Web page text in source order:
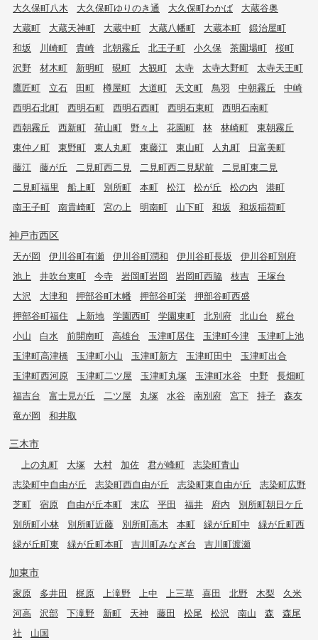
大久保町八木
大久保町ゆりのき通 大久保町わかば
大蔵谷奥
大蔵町
大蔵天神町 大蔵中町 大蔵八幡町 大蔵本町
鍛治屋町
和坂
川崎町 貴崎 北朝霧丘 北王子町 小久保 茶園場町
桜町
沢野
材木町 新明町 硯町 大観町 太寺 太寺大野町
太寺天王町
鷹匠町
立石 田町 樽屋町 大道町 天文町 鳥羽 中朝霧丘
中崎
西明石北町
西明石町 西明石西町 西明石東町
西明石南町
西朝霧丘
西新町 荷山町 野々上 花園町 林 林崎町
東朝霧丘
東仲ノ町
東野町 東人丸町 東藤江 東山町 人丸町
日富美町
藤江
藤が丘 二見町西二見 二見町西二見駅前
二見町東二見
二見町福里
船上町 別所町 本町 松江 松が丘 松の内
港町
南王子町
南貴崎町 宮の上 明南町 山下町 和坂 和坂稲荷町
神戸市西区
天が岡 伊川谷町有瀬 伊川谷町潤和 伊川谷町長坂
伊川谷町別府
池上
井吹台東町 今寺 岩岡町岩岡 岩岡町西脇 枝吉
王塚台
大沢
大津和 押部谷町木幡 押部谷町栄
押部谷町西盛
押部谷町福住
上新地 学園西町 学園東町 北別府 北山台
糀台
小山
白水 前開南町 高雄台 玉津町居住 玉津町今津
玉津町上池
玉津町高津橋
玉津町小山 玉津町新方 玉津町田中
玉津町出合
玉津町西河原
玉津町二ツ屋 玉津町丸塚 玉津町水谷 中野
長畑町
福吉台
富士見が丘 二ツ屋 丸塚 水谷 南別府 宮下 持子
森友
竜が岡
和井取
三木市
上の丸町 大塚 大村 加佐 君が峰町
志染町青山
志染町中自由が丘
志染町西自由が丘 志染町東自由が丘
志染町広野
芝町
宿原 自由が丘本町 末広 平田 福井 府内
別所町朝日ケ丘
別所町小林
別所町近藤 別所町高木 本町 緑が丘町中
緑が丘町西
緑が丘町東
緑が丘町本町 吉川町みなぎ台 吉川町渡瀬
加東市
家原 多井田 梶原 上滝野 上中 上三草 喜田 北野 木梨
久米
河高
沢部 下滝野 新町 天神 藤田 松尾 松沢 南山 森
森尾
社
山国